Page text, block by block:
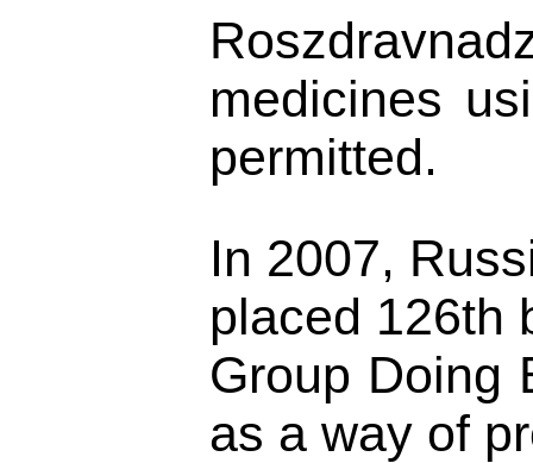
medicines
permitted.
In 2007,
placed 126th
Group Doing
as a way of